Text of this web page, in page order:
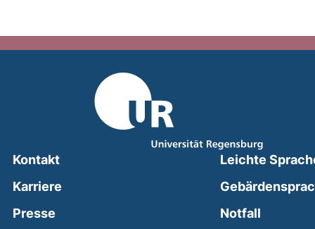
Kontakt
Karriere
Presse
Leichte
Notfall